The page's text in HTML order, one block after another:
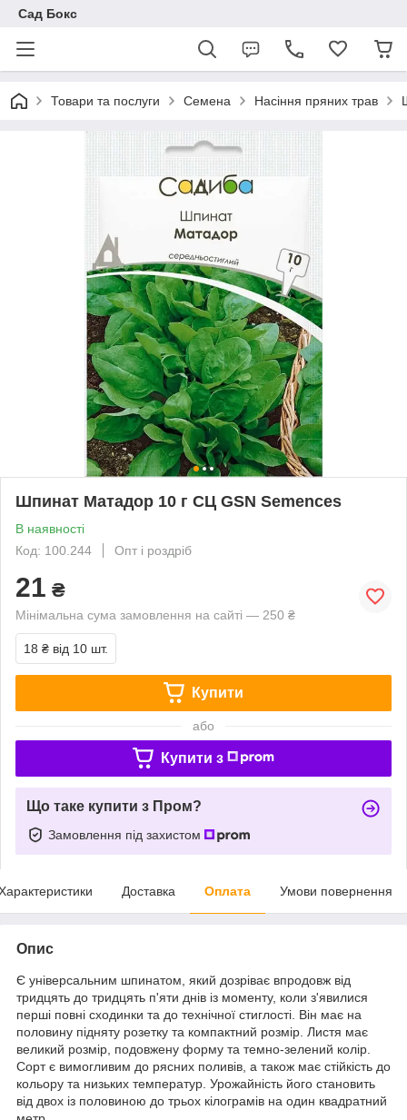
Сад Бокс
Товари та послуги Семена Насіння пряних трав
Шпинат Матадор 10 г СЦ GSN Semences
В наявності
Код: 100.244
Опт і роздріб
21 ₴
Мінімальна сума замовлення на сайті — 250 ₴
18 ₴ від 10 шт.
Купити
або
Купити з
Що таке купити з Пром?
Замовлення під захистом
Доставка Оплата Умови повернення
Опис
Є універсальним шпинатом, який дозріває впродовж від
тридцять до тридцять п'яти днів із моменту, коли з'явилися
перші повні сходинки та до технічної стиглості. Він має на
половину підняту розетку та компактний розмір. Листя має
великий розмір, подовжену форму та темно-зелений колір.
Сорт є вимогливим до рясних поливів, а також має стійкість до
кольору та низьких температур. Урожайність його становить
від двох із половиною до трьох кілограмів на один квадратний